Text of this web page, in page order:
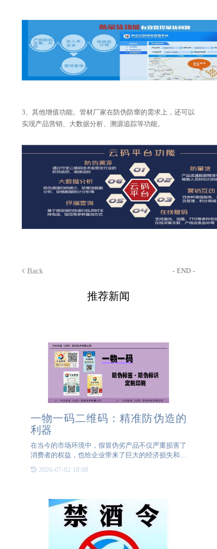
3、其他增值功能。管材厂家在防伪防窜的需求上，还可以
实现产品营销、大数据分析、溯源追踪等功能。
Back - END -
推荐新闻
一物一码二维码：精准防伪造的
利器
在当今的市场环境中，假冒伪劣产品不仅严重损害了
消费者的权益，也给企业带来了巨大的经济损失和品
牌声誉的损害。为了应对这一挑战，一物一码二维码
技术应运而生，成为了一种高效、可靠的防伪造手
2026-07-02 18:08